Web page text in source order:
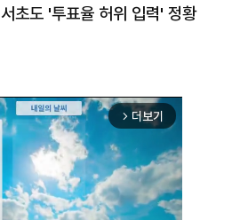
서초도 '투표율 허위 입력' 정황
arrow_forward_ios 더보기